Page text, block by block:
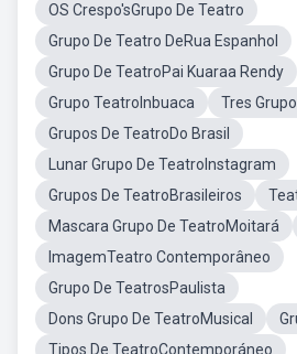
OS Crespo'sGrupo De Teatro
Grupo De Teatro DeRua Espanhol
Grupo De TeatroPai Kuaraa Rendy
Grupo TeatroInbuaca
Tres
Grupos De TeatroDo Brasil
Lunar Grupo De TeatroInstagram
Grupos De TeatroBrasileiros
Mascara Grupo De TeatroMoitará
ImagemTeatro Contemporâneo
Grupo De TeatrosPaulista
Dons Grupo De TeatroMusical
Tipos De TeatroContemporáneo